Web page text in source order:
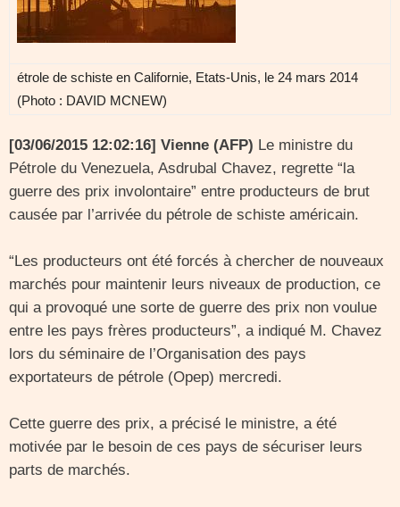
étrole de schiste en Californie, Etats-Unis, le 24 mars 2014
(Photo : DAVID MCNEW)
[03/06/2015 12:02:16] Vienne (AFP) Le ministre du
Pétrole du Venezuela, Asdrubal Chavez, regrette “la
guerre des prix involontaire” entre producteurs de brut
causée par l’arrivée du pétrole de schiste américain.
“Les producteurs ont été forcés à chercher de nouveaux
marchés pour maintenir leurs niveaux de production, ce
qui a provoqué une sorte de guerre des prix non voulue
entre les pays frères producteurs”, a indiqué M. Chavez
lors du séminaire de l’Organisation des pays
exportateurs de pétrole (Opep) mercredi.
Cette guerre des prix, a précisé le ministre, a été
motivée par le besoin de ces pays de sécuriser leurs
parts de marchés.